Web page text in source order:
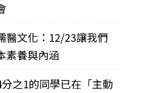
醫文化：12/23讓我們
素養與內涵
分之1的同學已在「主動